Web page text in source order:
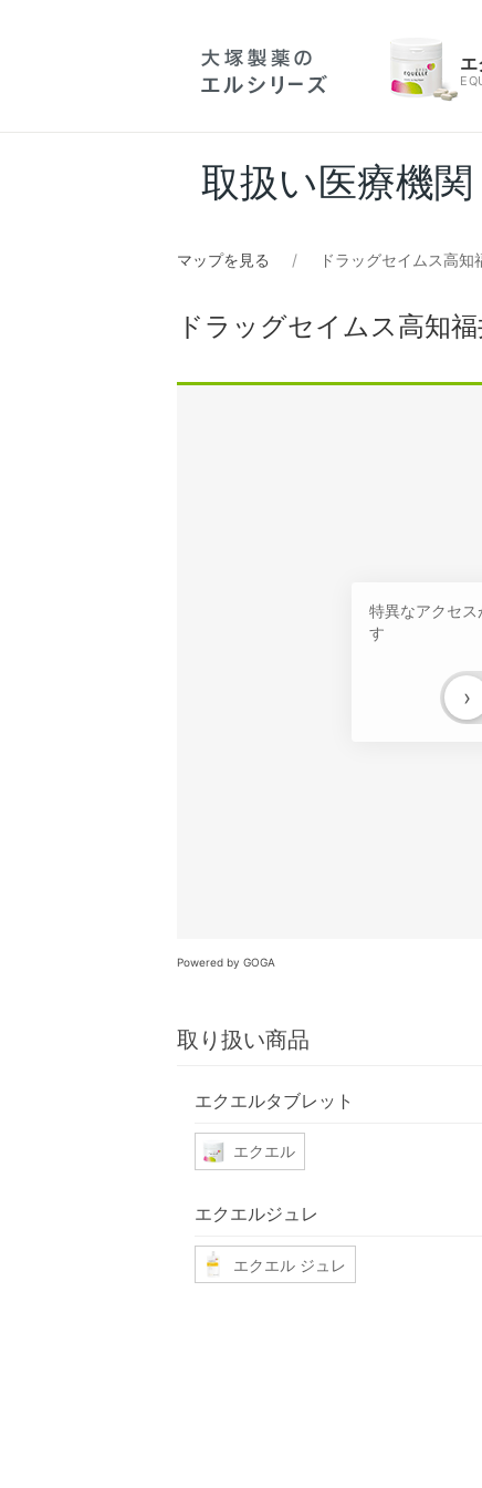
取扱い医療機
マップを見る ドラッグセイムス高知
ドラッグセイムス高知福
特異なアクセ
す
›
Powered by GOGA
取り扱い商品
エクエルタブレット
エクエル
エクエルジュレ
エクエル ジュレ